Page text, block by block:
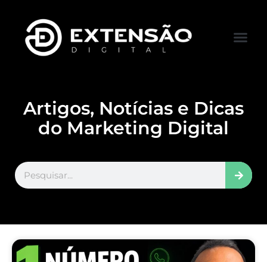
Artigos, Notícias e Dicas
do Marketing Digital